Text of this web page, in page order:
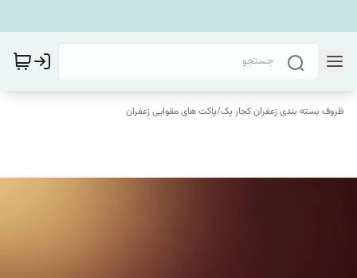
ظروف بسته بندی زعفران کجار پک/پاکت های مقوایی زعفران